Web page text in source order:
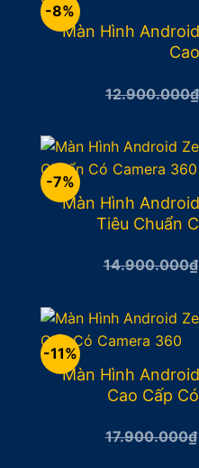
-8%
Màn Hình
12.900.000₫
-7%
Màn Hình
Tiêu Chuẩn
14.900.000₫
-11%
Màn Hình
Cao Cấp
17.900.000₫